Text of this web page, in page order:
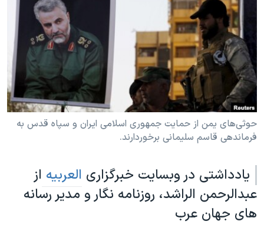
فرهنگ و زندگی
حقوق شهروندی
اقتصادی
علم و فناوری
اسرائیل در جنگ
آرشیو پخش زنده
مستندها
انتخابات ریاست جمهوری آمریکا ۲۰۲۴
حمله جمهوری اسلامی به اسرائیل
رمز مهسا
ورزش زنان در ایران
مجموعه مستندهای دادخواهی
دادگاه حمید نوری
چهل سال گروگان‌گیری
قانون شفافیت دارائی کادر رهبری ایران
دنبال کنید
زبانهای مختلف
حوثی‌های یمن از حمایت جمهوری اسلامی ایران و سپاه قدس به
فرماندهی قاسم سلیمانی برخوردارند.
یادداشتی در وبسایت خبرگزاری العربیه از
عبدالرحمن الراشد، روزنامه نگار و مدیر رسانه
های جهان عرب